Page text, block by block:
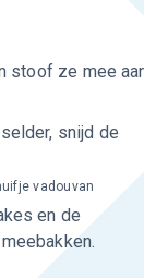
stoof ze mee
snijd de
en de
vadouvan